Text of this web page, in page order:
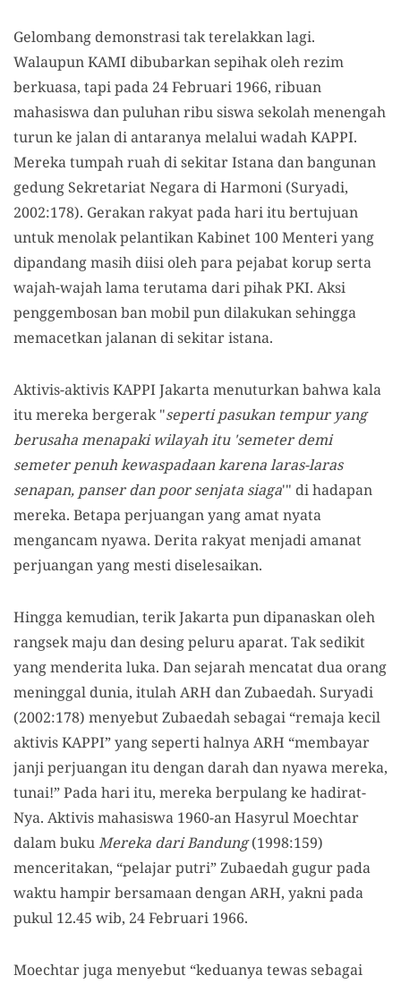
Gelombang demonstrasi tak terelakkan lagi.
Walaupun KAMI dibubarkan sepihak oleh rezim
berkuasa, tapi pada 24 Februari 1966, ribuan
mahasiswa dan puluhan ribu siswa sekolah menengah
turun ke jalan di antaranya melalui wadah KAPPI.
Mereka tumpah ruah di sekitar Istana dan bangunan
gedung Sekretariat Negara di Harmoni (Suryadi,
2002:178). Gerakan rakyat pada hari itu bertujuan
untuk menolak pelantikan Kabinet 100 Menteri yang
dipandang masih diisi oleh para pejabat korup serta
wajah-wajah lama terutama dari pihak PKI. Aksi
penggembosan ban mobil pun dilakukan sehingga
memacetkan jalanan di sekitar istana.
Aktivis-aktivis KAPPI Jakarta menuturkan bahwa kala
itu mereka bergerak "seperti pasukan tempur yang
berusaha menapaki wilayah itu 'semeter demi
semeter penuh kewaspadaan karena laras-laras
senapan, panser dan poor senjata siaga'" di hadapan
mereka. Betapa perjuangan yang amat nyata
mengancam nyawa. Derita rakyat menjadi amanat
perjuangan yang mesti diselesaikan.
Hingga kemudian, terik Jakarta pun dipanaskan oleh
rangsek maju dan desing peluru aparat. Tak sedikit
yang menderita luka. Dan sejarah mencatat dua orang
meninggal dunia, itulah ARH dan Zubaedah. Suryadi
(2002:178) menyebut Zubaedah sebagai “remaja kecil
aktivis KAPPI” yang seperti halnya ARH “membayar
janji perjuangan itu dengan darah dan nyawa mereka,
tunai!” Pada hari itu, mereka berpulang ke hadirat-
Nya. Aktivis mahasiswa 1960-an Hasyrul Moechtar
dalam bukuMereka dari Bandung(1998:159)
menceritakan, “pelajar putri” Zubaedah gugur pada
waktu hampir bersamaan dengan ARH, yakni pada
pukul 12.45 wib, 24 Februari 1966.
Moechtar juga menyebut “keduanya tewas sebagai